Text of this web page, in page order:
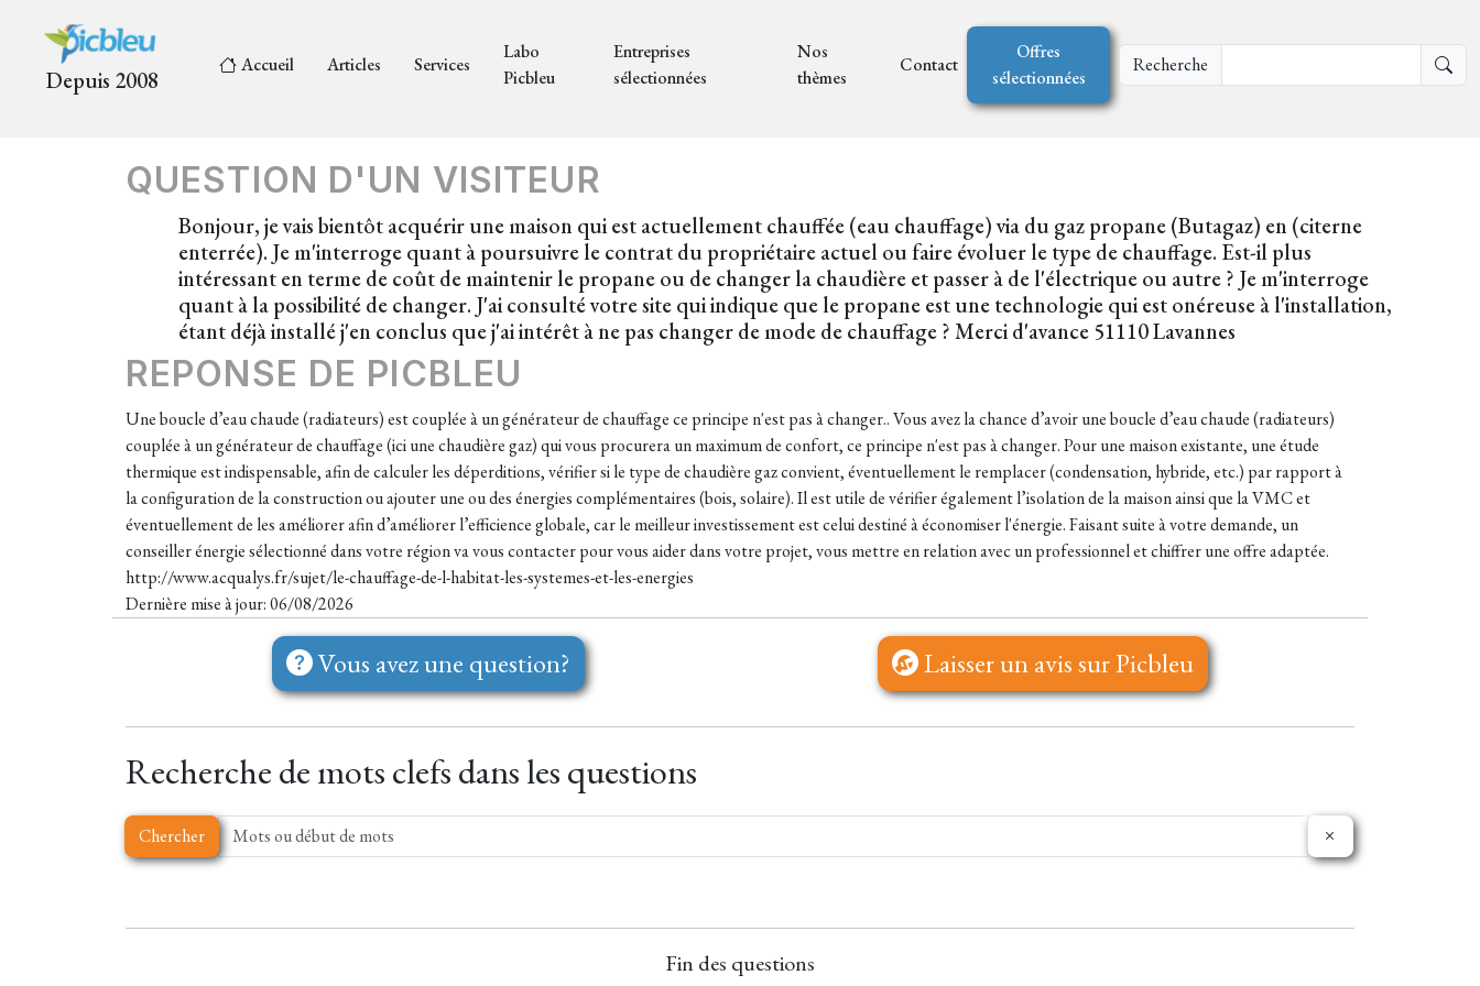
Depuis 2008
Accueil Articles Services
Labo
Picbleu
Entreprises
sélectionnées
Nos
thèmes
Contact
Offres
sélectionnées
Recherche
QUESTION D'UN VISITEUR
Bonjour, je vais bientôt acquérir une maison qui est actuellement chauffée (eau chauffage) via du gaz propane (Butagaz) en (citerne
enterrée). Je m'interroge quant à poursuivre le contrat du propriétaire actuel ou faire évoluer le type de chauffage. Est-il plus
intéressant en terme de coût de maintenir le propane ou de changer la chaudière et passer à de l'électrique ou autre ? Je m'interroge
quant à la possibilité de changer. J'ai consulté votre site qui indique que le propane est une technologie qui est onéreuse à l'installation,
étant déjà installé j'en conclus que j'ai intérêt à ne pas changer de mode de chauffage ? Merci d'avance 51110 Lavannes
REPONSE DE PICBLEU
Une boucle d’eau chaude (radiateurs) est couplée à un générateur de chauffage ce principe n'est pas à changer.. Vous avez la chance d’avoir une boucle d’eau chaude (radiateurs)
couplée à un générateur de chauffage (ici une chaudière gaz) qui vous procurera un maximum de confort, ce principe n'est pas à changer. Pour une maison existante, une étude
thermique est indispensable, afin de calculer les déperditions, vérifier si le type de chaudière gaz convient, éventuellement le remplacer (condensation, hybride, etc.) par rapport à
la configuration de la construction ou ajouter une ou des énergies complémentaires (bois, solaire). Il est utile de vérifier également l’isolation de la maison ainsi que la VMC et
éventuellement de les améliorer afin d’améliorer l’efficience globale, car le meilleur investissement est celui destiné à économiser l'énergie. Faisant suite à votre demande, un
conseiller énergie sélectionné dans votre région va vous contacter pour vous aider dans votre projet, vous mettre en relation avec un professionnel et chiffrer une offre adaptée.
http://www.acqualys.fr/sujet/le-chauffage-de-l-habitat-les-systemes-et-les-energies
Dernière mise à jour: 06/08/2026
Vous avez une question? Laisser un avis sur Picbleu
Recherche de mots clefs dans les questions
Chercher
Fin des questions